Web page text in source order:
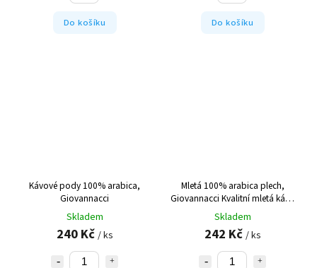
Do košíku Do košíku
Kávové pody 100% arabica,
Giovannacci
Skladem
240 Kč / ks
Mletá 100% arabica plech,
Giovannacci Kvalitní mletá káva
Arabica v plechovce
Skladem
242 Kč / ks